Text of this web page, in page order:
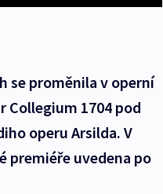
se proměnila v operní
Collegium 1704 pod
operu Arsilda. V
premiéře uvedena po